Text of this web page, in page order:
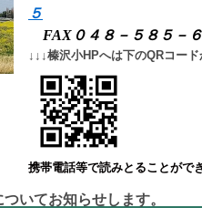
５
FAX０４８－５８５－
↓↓↓榛沢小HPへは下のQRコード
携帯電話等で読みとることがで
いてお知らせします。